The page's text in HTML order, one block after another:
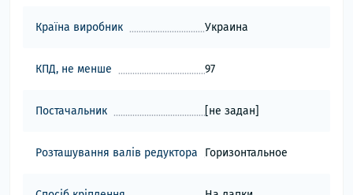
Країна виробник Украина
КПД, не менше 97
Постачальник [не задан]
Розташування валів редуктора Горизонтальное